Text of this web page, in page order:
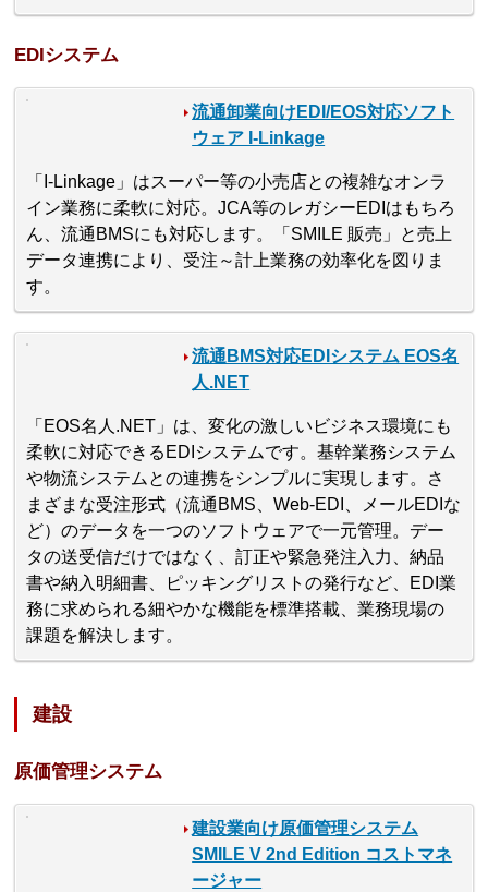
EDIシステム
流通卸業向けEDI/EOS対応ソフト
ウェア I-Linkage
「I-Linkage」はスーパー等の小売店との複雑なオンラ
イン業務に柔軟に対応。JCA等のレガシーEDIはもちろ
ん、流通BMSにも対応します。「SMILE 販売」と売上
データ連携により、受注～計上業務の効率化を図りま
す。
流通BMS対応EDIシステム EOS名
人.NET
「EOS名人.NET」は、変化の激しいビジネス環境にも
柔軟に対応できるEDIシステムです。基幹業務システム
や物流システムとの連携をシンプルに実現します。さ
まざまな受注形式（流通BMS、Web-EDI、メールEDIな
ど）のデータを一つのソフトウェアで一元管理。デー
タの送受信だけではなく、訂正や緊急発注入力、納品
書や納入明細書、ピッキングリストの発行など、EDI業
務に求められる細やかな機能を標準搭載、業務現場の
課題を解決します。
建設
原価管理システム
建設業向け原価管理システム
SMILE V 2nd Edition コストマネ
ージャー